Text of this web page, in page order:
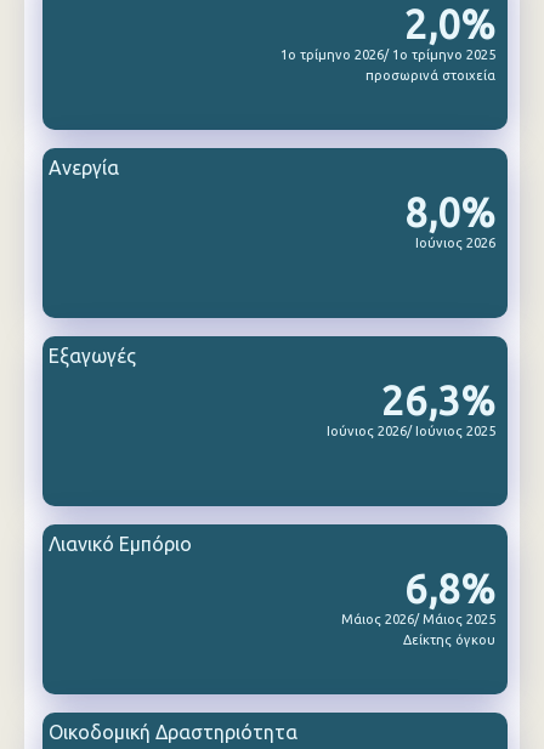
2,0%
1ο τρίμηνο 2026/ 1ο τρίμηνο 2025
προσωρινά στοιχεία
8,0%
Ιούνιος 2026
Ανεργία
26,3%
Ιούνιος 2026/ Ιούνιος 2025
Εξαγωγές
6,8%
Μάιος 2026/ Μάιος 2025
Δείκτης όγκου
Λιανικό Εμπόριο
Οικοδομική Δραστηριότητα